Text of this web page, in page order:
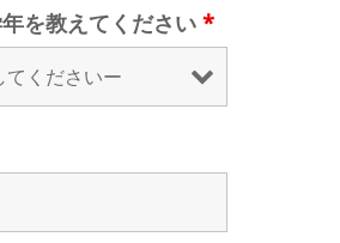
を教えてください *